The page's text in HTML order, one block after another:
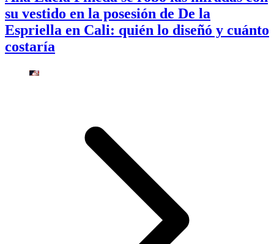
su vestido en la posesión de De la
Espriella en Cali: quién lo diseñó y cuánto
costaría